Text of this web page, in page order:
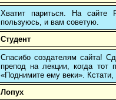
Хватит париться. На
пользуюсь, и вам советую.
Студент
Спасибо создателям сайта!
препод на лекции, когда тот
«Поднимите ему веки».
Лопух